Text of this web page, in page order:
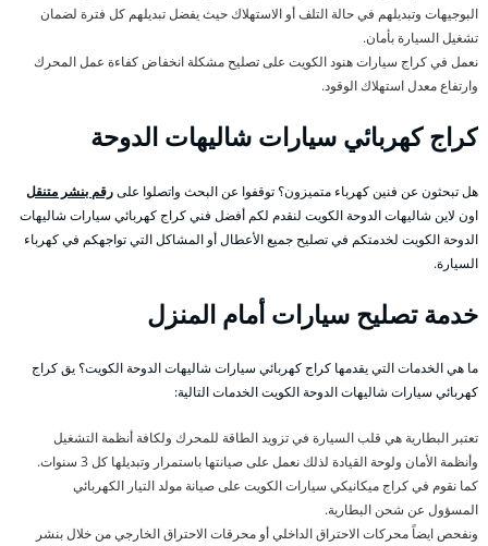
البوجيهات وتبديلهم في حالة التلف أو الاستهلاك حيث يفضل تبديلهم كل فترة لضمان
تشغيل السيارة بأمان.
نعمل في كراج سيارات هنود الكويت على تصليح مشكلة انخفاض كفاءة عمل المحرك
وارتفاع معدل استهلاك الوقود.
كراج كهربائي سيارات شاليهات الدوحة
هل تبحثون عن فنين كهرباء متميزون؟ توقفوا عن البحث واتصلوا علىرقم بنشر متنقل
اون لاين شاليهات الدوحة الكويت لنقدم لكم أفضل فني كراج كهربائي سيارات شاليهات
الدوحة الكويت لخدمتكم في تصليح جميع الأعطال أو المشاكل التي تواجهكم في كهرباء
السيارة.
خدمة تصليح سيارات أمام المنزل
ما هي الخدمات التي يقدمها كراج كهربائي سيارات شاليهات الدوحة الكويت؟ يق كراج
كهربائي سيارات شاليهات الدوحة الكويت الخدمات التالية:
تعتبر البطارية هي قلب السيارة في تزويد الطاقة للمحرك ولكافة أنظمة التشغيل
وأنظمة الأمان ولوحة القيادة لذلك نعمل على صيانتها باستمرار وتبديلها كل 3 سنوات.
كما نقوم في كراج ميكانيكي سيارات الكويت على صيانة مولد التيار الكهربائي
المسؤول عن شحن البطارية.
ونفحص ايضاً محركات الاحتراق الداخلي أو محرقات الاحتراق الخارجي من خلال بنشر